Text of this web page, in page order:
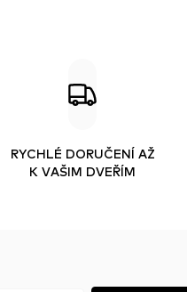
RYCHLÉ DORUČENÍ AŽ
K VAŠIM DVEŘÍM